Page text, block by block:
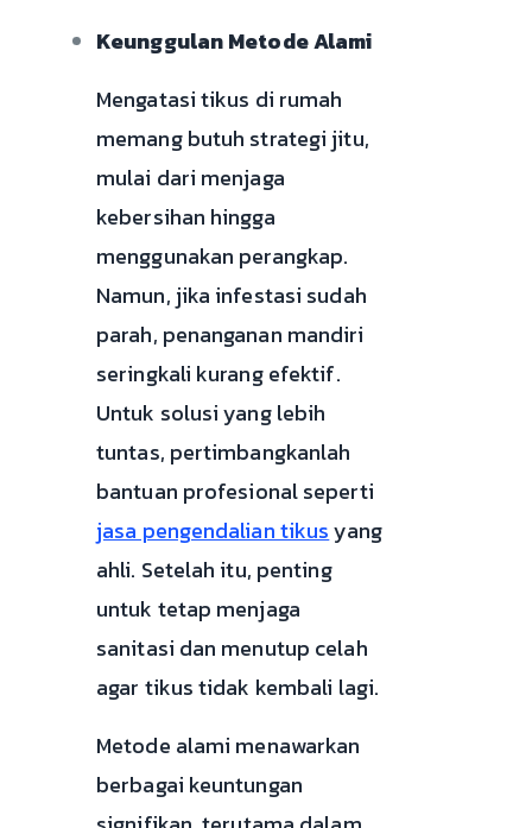
Keunggulan Metode Alami
Mengatasi tikus di rumah
memang butuh strategi jitu,
mulai dari menjaga
kebersihan hingga
menggunakan perangkap.
Namun, jika infestasi sudah
parah, penanganan mandiri
seringkali kurang efektif.
Untuk solusi yang lebih
tuntas, pertimbangkanlah
bantuan profesional seperti
jasa pengendalian tikusyang
ahli. Setelah itu, penting
untuk tetap menjaga
sanitasi dan menutup celah
agar tikus tidak kembali lagi.
Metode alami menawarkan
berbagai keuntungan